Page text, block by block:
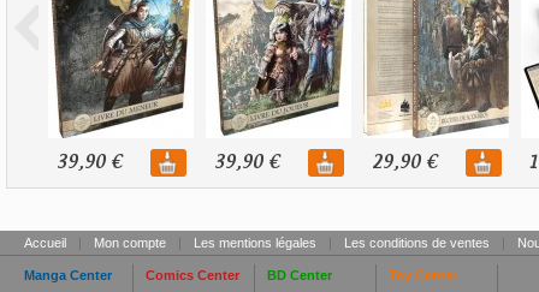
39,90 € 39,90 € 29,90 €
Accueil | Mon compte | Les mentions légales | Les conditions de ventes |
Manga Center
Comics Center
BD Center
Toy Center